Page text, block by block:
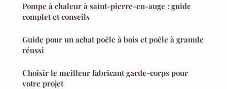
Pompe à chaleur à saint-pierre-en-auge : guide
complet et conseils
Guide pour un achat poêle à bois et poêle à granule
réussi
Choisir le meilleur fabricant garde-corps pour
votre projet